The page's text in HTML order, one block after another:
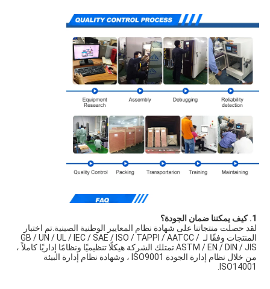
1. كيف يمكننا ضمان الجودة؟
المنتجات وفقًا لـ GB / UN / UL / IEC / SAE / ISO / TAPPI / AATCC /
ISO14001.